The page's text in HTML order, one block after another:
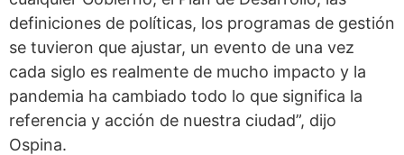
definiciones de políticas, los programas de gestión
se tuvieron que ajustar, un evento de una vez
cada siglo es realmente de mucho impacto y la
pandemia ha cambiado todo lo que significa la
referencia y acción de nuestra ciudad”, dijo
Ospina.